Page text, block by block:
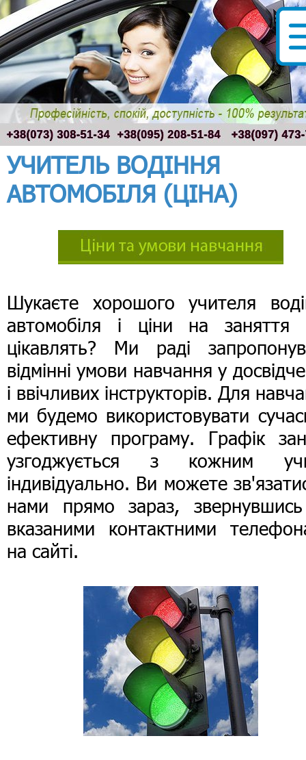
УЧИТЕЛЬ ВОДІННЯ
АВТОМОБІЛЯ (ЦІНА)
Шукаєте хорошого учителя
автомобіля і ціни на заняття
цікавлять? Ми раді
відмінні умови навчання у
і ввічливих інструкторів. Для
ми будемо використовувати
ефективну програму. Графік
узгоджується з кожним
індивідуально. Ви можете
нами прямо зараз,
вказаними контактними
на сайті.